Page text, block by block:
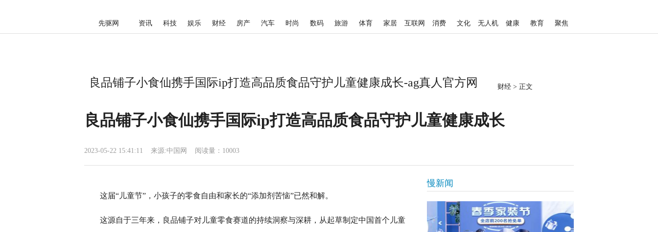
先驱网 资讯 科技 娱乐 财经 房产 汽车 时尚 数码 旅游 体育 家居 互联网 消费 文化 无人机 健康 教育 聚焦
良品铺子小食仙携手国际ip打造高品质食品守护儿童健康成长-ag真人官方网 财经 > 正文
良品铺子小食仙携手国际ip打造高品质食品守护儿童健康成长
2023-05-22 15:41:11 来源:中国网 阅读量：10003
这届“儿童节”，小孩子的零食自由和家长的“添加剂苦恼”已然和解。
这源自于三年来，良品铺子对儿童零食赛道的持续洞察与深耕，从起草制定中国首个儿童
慢新闻